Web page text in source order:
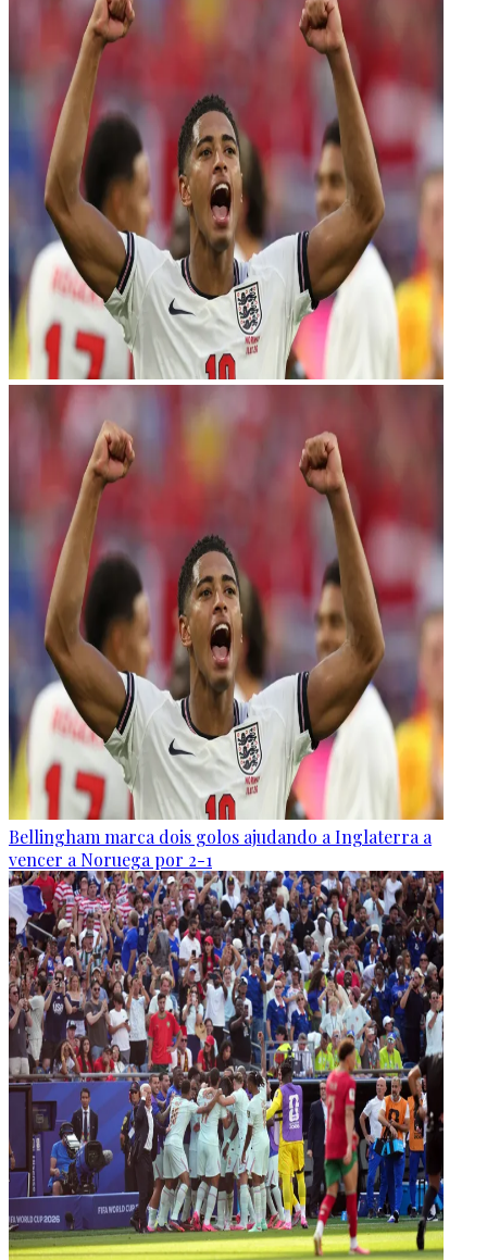
Bellingham marca dois golos ajudando a Inglaterra a
vencer a Noruega por 2-1